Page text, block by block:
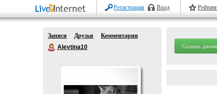
Регистрация Вход
Записи Друзья
Комментарии
Alevtina10
Создать